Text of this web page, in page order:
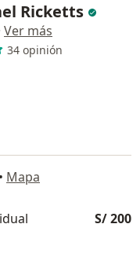
Ricketts
Ver más
34 opinión
• Mapa
S/ 200